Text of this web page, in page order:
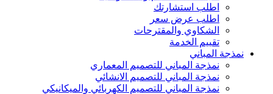
اطلب استشارتك
اطلب عرض سعر
الشكاوي والمقترحات
تقييم الخدمة
نمذجة المباني
نمذجة المباني للتصمیم المعماري
نمذجة المباني للتصمیم الانشائي
نمذجة المباني للتصمیم الكھربائي والمیكانیكي